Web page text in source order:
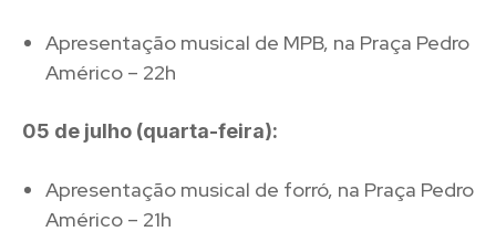
Apresentação musical de MPB, na Praça Pedro
Américo – 22h
05 de julho (quarta-feira):
Apresentação musical de forró, na Praça Pedro
Américo – 21h